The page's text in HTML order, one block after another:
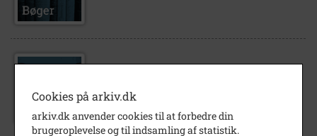
Bog /roman Kalulu, Kongesøn og slave
Cookies på arkiv.dk
arkiv.dk anvender cookies til at forbedre din
brugeroplevelse og til indsamling af statistik.